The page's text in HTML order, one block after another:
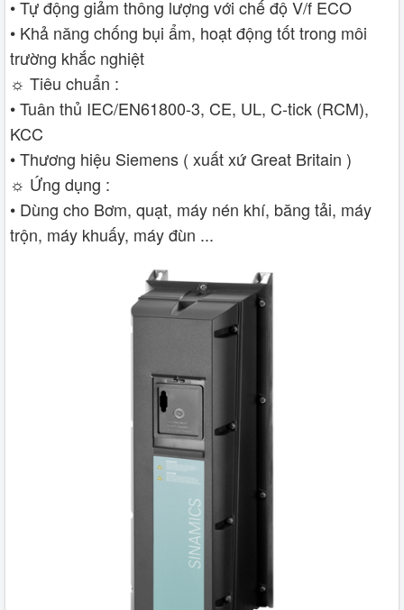
• Tự động giảm thông lượng với chế độ V/f ECO
• Khả năng chống bụi ẩm, hoạt động tốt trong môi
trường khắc nghiệt
☼ Tiêu chuẩn :
• Tuân thủ IEC/EN61800-3, CE, UL, C-tick (RCM),
KCC
• Thương hiệu Siemens ( xuất xứ Great Britain )
☼ Ứng dụng :
• Dùng cho Bơm, quạt, máy nén khí, băng tải, máy
trộn, máy khuấy, máy đùn ...